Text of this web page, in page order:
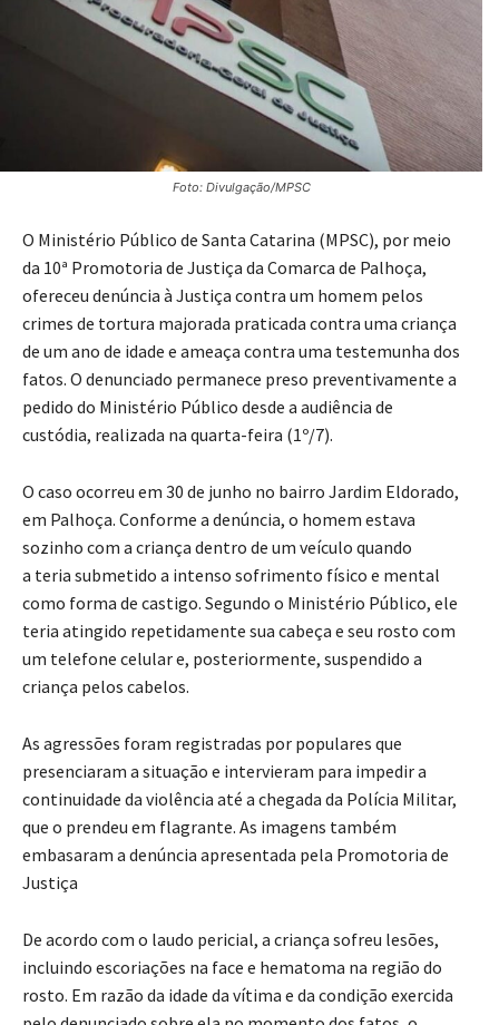
Foto: Divulgação/MPSC
O Ministério Público de Santa Catarina (MPSC), por meio
da 10ª Promotoria de Justiça da Comarca de Palhoça,
ofereceu denúncia à Justiça contra um homem pelos
crimes de tortura majorada praticada contra uma criança
de um ano de idade e ameaça contra uma testemunha dos
fatos. O denunciado permanece preso preventivamente a
pedido do Ministério Público desde a audiência de
custódia, realizada na quarta-feira (1º/7).
O caso ocorreu em 30 de junho no bairro Jardim Eldorado,
em Palhoça. Conforme a denúncia, o homem estava
sozinho com a criança dentro de um veículo quando
a teria submetido a intenso sofrimento físico e mental
como forma de castigo. Segundo o Ministério Público, ele
teria atingido repetidamente sua cabeça e seu rosto com
um telefone celular e, posteriormente, suspendido a
criança pelos cabelos.
As agressões foram registradas por populares que
presenciaram a situação e intervieram para impedir a
continuidade da violência até a chegada da Polícia Militar,
que o prendeu em flagrante. As imagens também
embasaram a denúncia apresentada pela Promotoria de
Justiça
De acordo com o laudo pericial, a criança sofreu lesões,
incluindo escoriações na face e hematoma na região do
rosto. Em razão da idade da vítima e da condição exercida